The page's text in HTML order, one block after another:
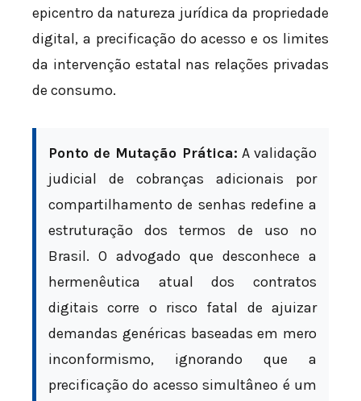
epicentro da natureza jurídica da propriedade
digital, a precificação do acesso e os limites
da intervenção estatal nas relações privadas
de consumo.
Ponto de Mutação Prática: A validação
judicial de cobranças adicionais por
compartilhamento de senhas redefine a
estruturação dos termos de uso no
Brasil. O advogado que desconhece a
hermenêutica atual dos contratos
digitais corre o risco fatal de ajuizar
demandas genéricas baseadas em mero
inconformismo, ignorando que a
precificação do acesso simultâneo é um